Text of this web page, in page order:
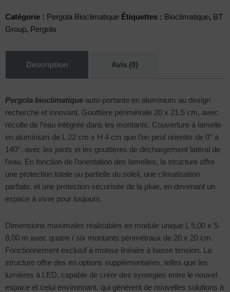
Catégorie : Pergola Bioclimatique Étiquettes : Bioclimatique, BT
Group, Pergola
Description Avis (0)
Pergola bioclimatique auto-portante en aluminium au design
recherché et innovant. Gouttière périmétrale 20 x 21,5 cm, avec
récolte de l’eau intégrée dans les montants. Couverture à lamelle
en aluminium de L 22 cm x H 4 cm que l’on peut orienter de 0° à
140°, avec les joints et les gouttières de déchargement latéral de
l’eau. En fonction de l’orientation des lamelles, la structure offre
une protection totale ou partielle du soleil, une climatisation
parfaite, et une protection sécurisée de la pluie, en devenant un
espace à vivre pour toujours.
Dimensions maximales réalisables en module unique L 5,00 x S
8,00 m avec quatre / six montants périmétraux de 20 x 20 cm.
Fonctionnement exclusif à moteur linéaire à basse tension. La
structure offre des en options supplémentaires, telles que les
lumières à LED, capable de créer des synergies entre le nouvel
espace et celui environnant, qui génèrent de nouvelles solutions à